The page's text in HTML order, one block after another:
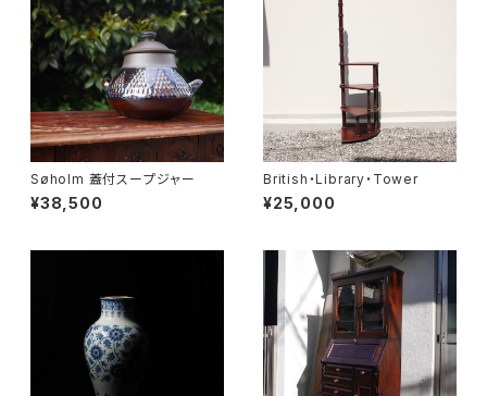
Søholm 蓋付スープジャー
¥38,500
British・Library・Tower
¥25,000